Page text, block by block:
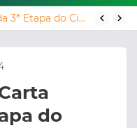
Febace divulga Carta Convite da 3ª Etapa do Circuito Cearense de Badminton e Parabadminton 2025, em Jaguaribe.
do